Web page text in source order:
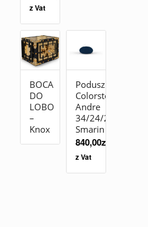
z Vat
BOCA
DO
LOBO
–
Knox
Poduszka
Colorstones
Andre
34/24/20
Smarin
840,00zł
z Vat